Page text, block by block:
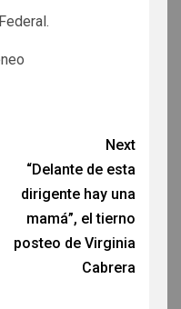
Next
“Delante de esta
dirigente hay una
mamá”, el tierno
posteo de Virginia
Cabrera